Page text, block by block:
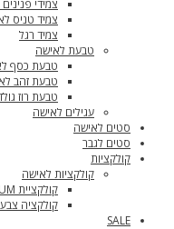
צמידי
צמיד טניס
צמיד רגל
טבעת לאישה
טבעת כסף
טבעת זהב
טבעת רוז
עגילים לאישה
סטים לאישה
סטים לגבר
קולקציות
קולקציות לאישה
קולקציית PREMIUM
קולקציה
SALE